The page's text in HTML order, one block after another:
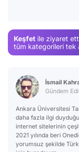
Keşfet ile ziyaret
tüm kategorileri tek
İsmail
Gündem
Ankara Üniversitesi
daha fazla ilgi
internet sitelerinin
2021 yılında beri
yorumsuz şekilde